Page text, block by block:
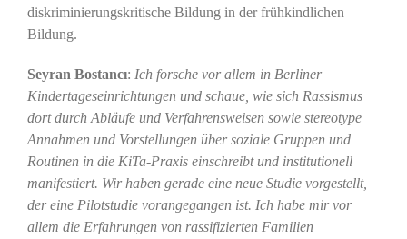
diskriminierungskritische Bildung in der frühkindlichen
Bildung.
Seyran Bostancı: Ich forsche vor allem in Berliner
Kindertageseinrichtungen und schaue, wie sich Rassismus
dort durch Abläufe und Verfahrensweisen sowie stereotype
Annahmen und Vorstellungen über soziale Gruppen und
Routinen in die KiTa-Praxis einschreibt und institutionell
manifestiert. Wir haben gerade eine neue Studie vorgestellt,
der eine Pilotstudie vorangegangen ist. Ich habe mir vor
allem die Erfahrungen von rassifizierten Familien